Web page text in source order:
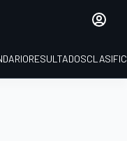
RESULTADOS